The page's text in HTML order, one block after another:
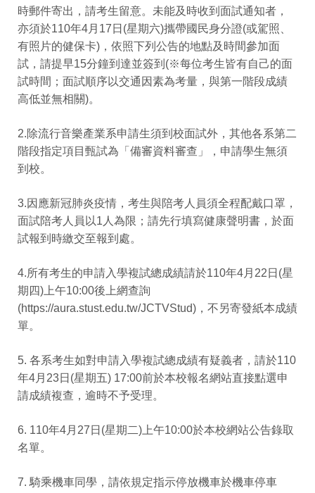
時郵件寄出，請考生留意。未能及時收到面試通知者，
亦須於110年4月17日(星期六)攜帶國民身分證(或駕照、
有照片的健保卡)，依照下列公告的地點及時間參加面
試，請提早15分鐘到達並簽到(※每位考生皆有自己的面
試時間；面試順序以交通因素為考量，與第一階段成績
高低並無相關)。
2.除流行音樂產業系申請生須到校面試外，其他各系第二
階段指定項目甄試為「備審資料審查」，申請學生無須
到校。
3.因應新冠肺炎疫情，考生與陪考人員須全程配戴口罩，
面試陪考人員以1人為限；請先行填寫健康聲明書，於面
試報到時繳交至報到處。
4.所有考生的申請入學複試總成績請於110年4月22日(星
期四)上午10:00後上網查詢
(https://aura.stust.edu.tw/JCTVStud)，不另寄發紙本成績
單。
5. 各系考生如對申請入學複試總成績有疑義者，請於110
年4月23日(星期五) 17:00前於本校報名網站直接點選申
請成績複查，逾時不予受理。
6. 110年4月27日(星期二)上午10:00於本校網站公告錄取
名單。
7. 騎乘機車同學，請依規定指示停放機車於機車停車